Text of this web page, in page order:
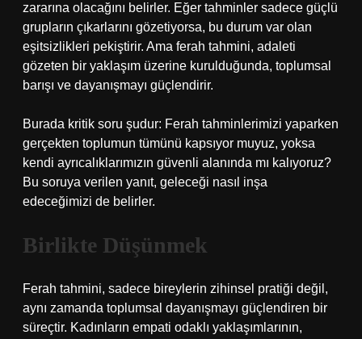
zararına olacağını belirler. Eğer tahminler sadece güçlü
grupların çıkarlarını gözetiyorsa, bu durum var olan
eşitsizlikleri pekiştirir. Ama ferah tahmini, adaleti
gözeten bir yaklaşım üzerine kurulduğunda, toplumsal
barışı ve dayanışmayı güçlendirir.
Burada kritik soru şudur: Ferah tahminlerimizi yaparken
gerçekten toplumun tümünü kapsıyor muyuz, yoksa
kendi ayrıcalıklarımızın güvenli alanında mı kalıyoruz?
Bu soruya verilen yanıt, geleceği nasıl inşa
edeceğimizi de belirler.
Birlikte Düşünmek
Ferah tahmini, sadece bireylerin zihinsel pratiği değil,
aynı zamanda toplumsal dayanışmayı güçlendiren bir
süreçtir. Kadınların empati odaklı yaklaşımlarının,